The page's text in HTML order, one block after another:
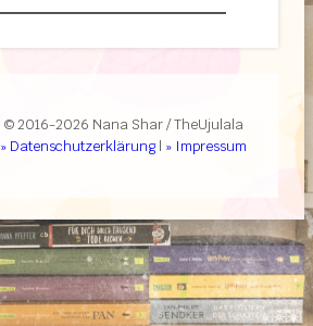
© 2016-2026 Nana Shar / TheUjulala
» Datenschutzerklärung| » Impressum